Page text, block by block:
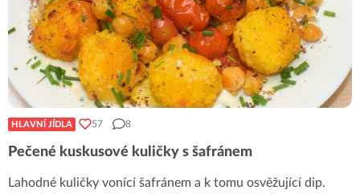
HLAVNÍ JÍDLA 57 8
Pečené kuskusové kuličky s šafránem
Lahodné kuličky vonící šafránem a k tomu osvěžující dip.